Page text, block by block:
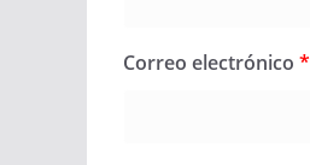
Correo electrónico *